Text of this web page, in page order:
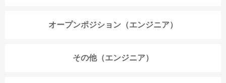
オープンポジション（エンジニア）
その他（エンジニア）